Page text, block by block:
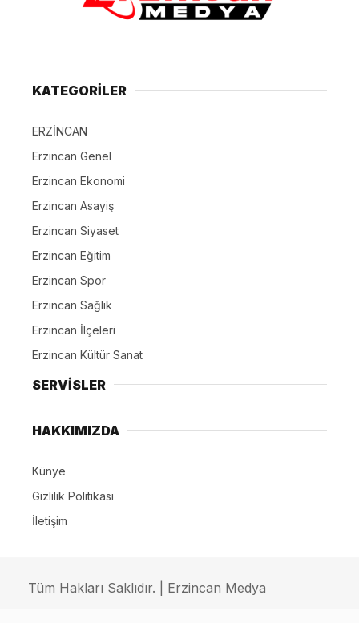
KATEGORİLER
ERZİNCAN
Erzincan Genel
Erzincan Ekonomi
Erzincan Asayiş
Erzincan Siyaset
Erzincan Eğitim
Erzincan Spor
Erzincan Sağlık
Erzincan İlçeleri
Erzincan Kültür Sanat
SERVİSLER
HAKKIMIZDA
Künye
Gizlilik Politikası
İletişim
Tüm Hakları Saklıdır. | Erzincan Medya